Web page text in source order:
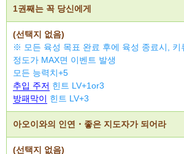
1권째는 꼭 당신에게
(선택지 없음)
※ 모든 육성 목표 완료 후에 육성 종료시, 키
정도가 MAX면 이벤트 발생
모든 능력치+5
추입 주저 힌트 LV+1or3
방패막이 힌트 LV+3
아오이와의 인연・좋은 지도자가 되어라
(선택지 없음)